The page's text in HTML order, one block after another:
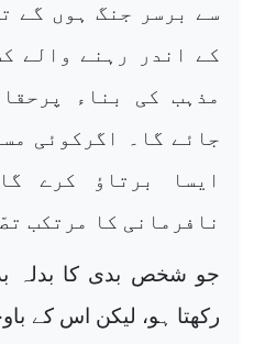
سے برسر جنگ ہوں گے
کے اندر رہنے والے
مذہب کی بناء
جائے گا۔ اگرکوئی
ایسا برتاؤ کرے
نافرمانی کا مرتکب
جو شخص بدی کا بدلہ
رکھتا ہو، لیکن اس کے